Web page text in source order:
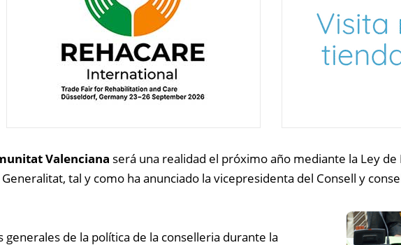
Valenciana será una realidad el próximo año mediante la Ley de
tal y como ha anunciado la vicepresidenta del Consell y
de la política de la conselleria durante la